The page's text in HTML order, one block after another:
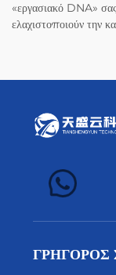
«εργασιακό DNA»
ελαχιστοποιούν την
ΓΡΗΓΟΡΟΣ